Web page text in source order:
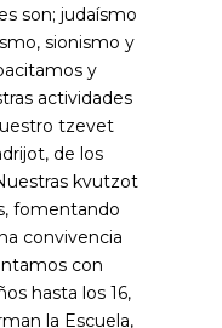
son; judaísmo
sionismo y
y
actividades
tzevet
de los
kvutzot
fomentando
convivencia
con
hasta los 16,
la Escuela,